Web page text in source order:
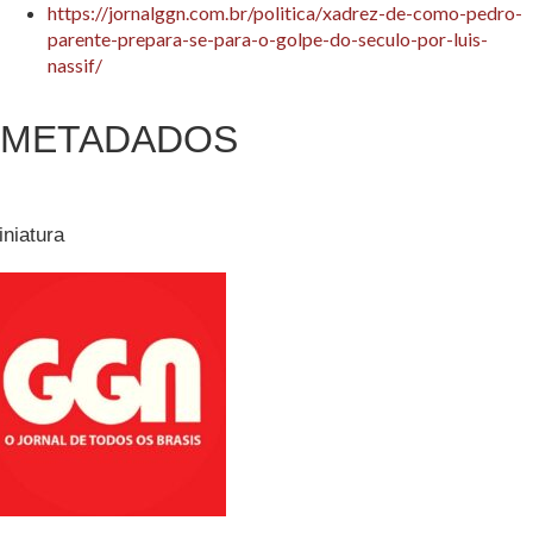
https://jornalggn.com.br/politica/xadrez-de-como-pedro-
parente-prepara-se-para-o-golpe-do-seculo-por-luis-
nassif/
METADADOS